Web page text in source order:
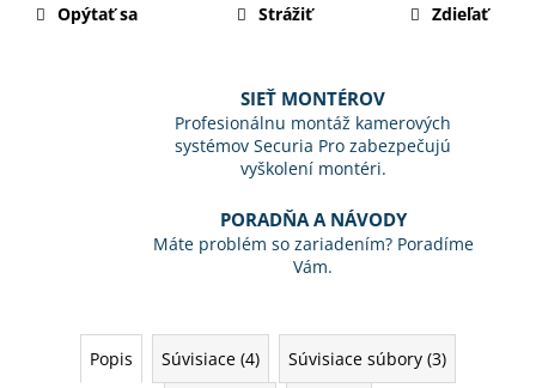
Opýtať sa Strážiť Zdieľať
SIEŤ MONTÉROV
Profesionálnu montáž kamerových
systémov Securia Pro zabezpečujú
vyškolení montéri.
PORADŇA A NÁVODY
Máte problém so zariadením? Poradíme
Vám.
Popis Súvisiace (4) Súvisiace súbory (3)